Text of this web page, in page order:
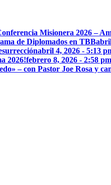
Misionera 2026 –
de Diplomados en TBB
abril 4, 2026 - 5:13
2026!febrero 8, 2026 - 2:58 pm
– con Pastor Joe Rosa y